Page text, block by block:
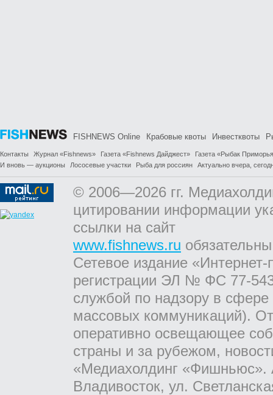
FISHNEWS Online Крабовые квоты Инвестквоты
Контакты Журнал «Fishnews» Газета «Fishnews Дайджест»
Газета «Рыбак
И вновь — аукционы
Лососевые участки Рыба для россиян Актуально вчера,
© 2006—2026 гг.
цитировании информации
ссылки на сайт
www.fishnews.ru
Сетевое издание
регистрации ЭЛ № ФС 77-
службой по надзору в
массовых коммуникаций).
оперативно освещающее
страны и за рубежом,
«Медиахолдинг «Фишньюс».
Владивосток, ул.